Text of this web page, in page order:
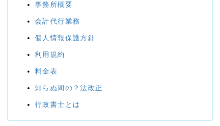
事務所概要
会計代行業務
個人情報保護方針
利用規約
料金表
知らぬ間の？法改正
行政書士とは